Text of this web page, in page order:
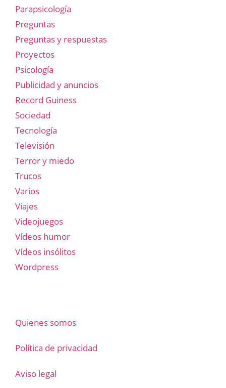
Parapsicología
Preguntas
Preguntas y respuestas
Proyectos
Psicología
Publicidad y anuncios
Record Guiness
Sociedad
Tecnología
Televisión
Terror y miedo
Trucos
Varios
Viajes
Videojuegos
Vídeos humor
Vídeos insólitos
Wordpress
Quienes somos
Política de privacidad
Aviso legal